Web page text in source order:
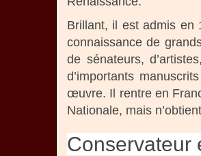
Brillant, il est admis en
connaissance de
de sénateurs,
d’importants
œuvre. Il rentre en
Nationale, mais
Conservateur